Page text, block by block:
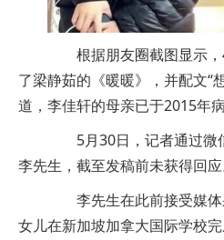
根据朋友圈截图显示，
了梁静茹的《暖暖》，并配文“
道，李佳轩的母亲已于2015年病
5月30日，记者通过微
李先生，截至发稿前未获得回应
李先生在此前接受媒体
女儿在新加坡加拿大国际学校